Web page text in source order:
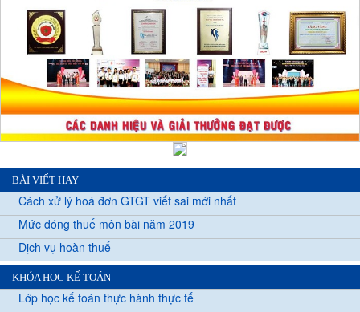
BÀI VIẾT HAY
Cách xử lý hoá đơn GTGT viết sai mới nhất
Mức đóng thuế môn bài năm 2019
Dịch vụ hoàn thuế
KHÓA HỌC KẾ TOÁN
Lớp học kế toán thực hành thực tế